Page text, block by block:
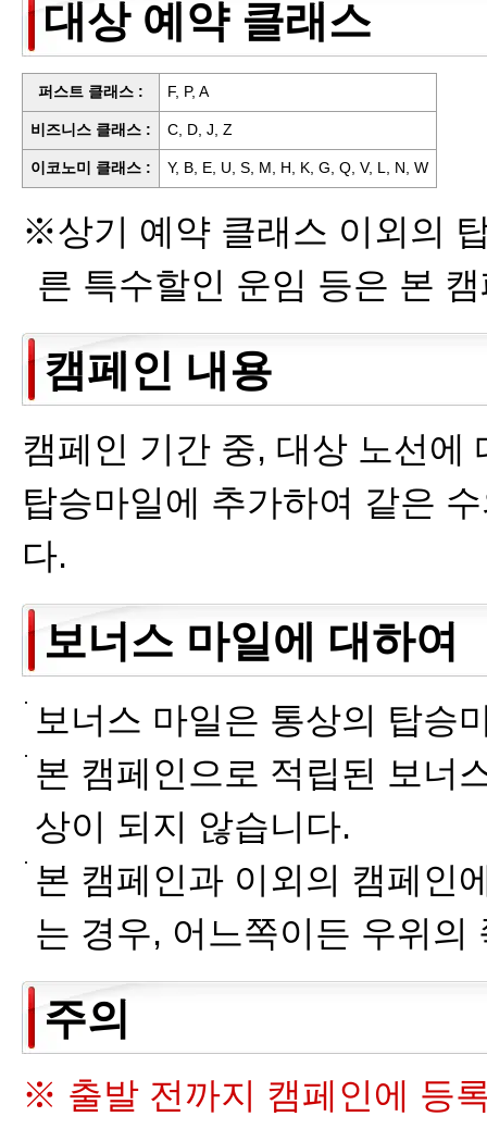
대상 예약 클래스
퍼스트 클래스 : F, P, A
비즈니스 클래스 : C, D, J, Z
이코노미 클래스 : Y, B, E, U, S, M, H, K, G, Q, V, L, N, W
※상기 예약 클래스 이외의
른 특수할인 운임 등은 본
캠페인 내용
캠페인 기간 중, 대상 노선에
탑승마일에 추가하여 같은
다.
보너스 마일에 대하여
보너스 마일은 통상의 탑승
본 캠페인으로 적립된 보너
상이 되지 않습니다.
본 캠페인과 이외의 캠페인
는 경우, 어느쪽이든 우위의
주의
※ 출발 전까지 캠페인에 등